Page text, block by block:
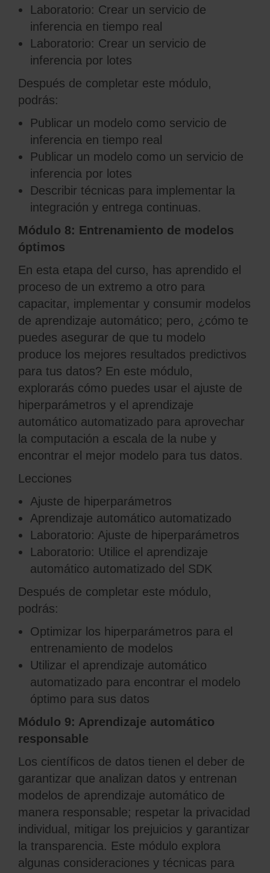
Laboratorio: Crear un servicio de
inferencia en tiempo real
Laboratorio: Crear un servicio de
inferencia por lotes
Después de completar este módulo,
podrás:
Publicar un modelo como servicio de
inferencia en tiempo real
Publicar un modelo como un servicio de
inferencia por lotes
Describir técnicas para implementar la
integración y entrega continuas.
Módulo 8: Entrenamiento de modelos
óptimos
En esta etapa del curso, has aprendido el
proceso de un extremo a otro para
capacitar, implementar y consumir modelos
de aprendizaje automático; pero, ¿cómo te
puedes asegurar de que tu modelo
produce los mejores resultados predictivos
para tus datos? En este módulo,
explorarás cómo puedes usar el ajuste de
hiperparámetros y el aprendizaje
automático automatizado para aprovechar
la computación a escala de la nube y
encontrar el mejor modelo para tus datos.
Lecciones
Ajuste de hiperparámetros
Aprendizaje automático automatizado
Laboratorio: Ajuste de hiperparámetros
Laboratorio: Utilice el aprendizaje
automático automatizado del SDK
Después de completar este módulo,
podrás:
Optimizar los hiperparámetros para el
entrenamiento de modelos
Utilizar el aprendizaje automático
automatizado para encontrar el modelo
óptimo para sus datos
Módulo 9: Aprendizaje automático
responsable
Los científicos de datos tienen el deber de
garantizar que analizan datos y entrenan
modelos de aprendizaje automático de
manera responsable; respetar la privacidad
individual, mitigar los prejuicios y garantizar
la transparencia. Este módulo explora
algunas consideraciones y técnicas para